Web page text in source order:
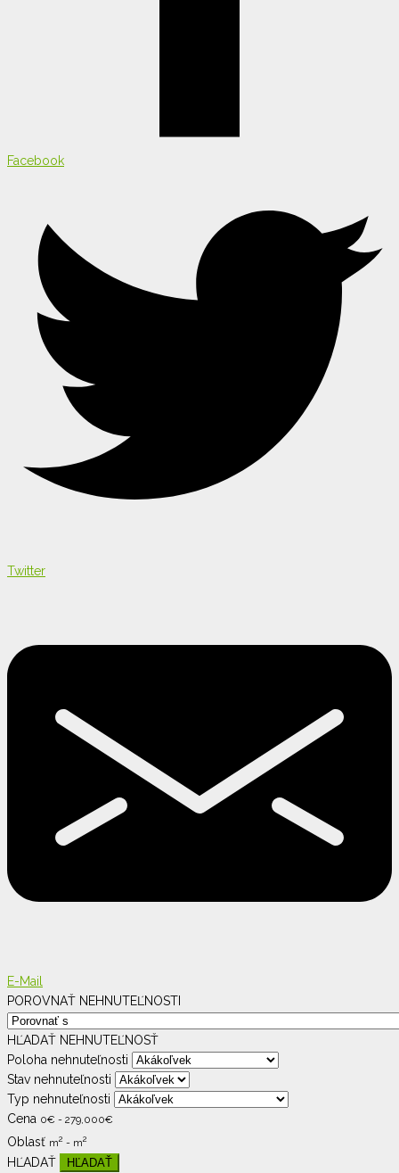
Facebook
Twitter
E-Mail
POROVNAŤ NEHNUTEĽNOSTI
HĽADAŤ NEHNUTEĽNOSŤ
Poloha nehnuteľnosti
Stav nehnuteľnosti
Typ nehnuteľnosti
Cena 0€ - 279,000€
Oblasť m2 - m2
HĽADAŤ